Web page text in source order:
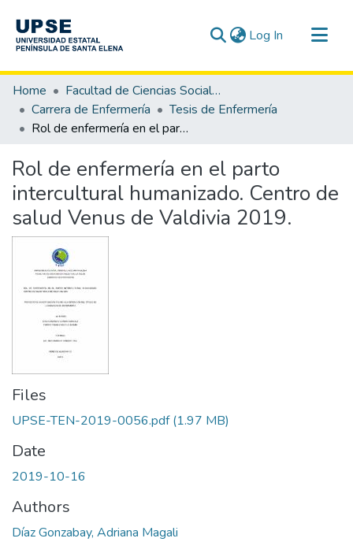
Log In (current)
Communities & Collections
All of DSpace
Statistics
Home
Facultad de Ciencias Sociales y de la Salud
Carrera de Enfermería
Tesis de Enfermería
Rol de enfermería en el parto intercultural humanizado. Centro de salud Venus de Valdivia 2019.
Rol de enfermería en el parto
intercultural humanizado. Centro de
salud Venus de Valdivia 2019.
Files
UPSE-TEN-2019-0056.pdf(1.97 MB)
Date
2019-10-16
Authors
Díaz Gonzabay, Adriana Magali